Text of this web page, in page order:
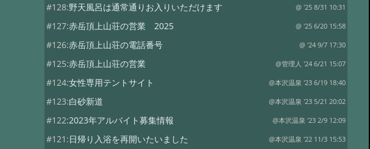
#128:野天風呂は通常通りお入りいただけます @ '25 8/31 10:31
#127:赤岳頂上山荘の営業 2025 @ '25 6/20 15:58
#126:赤岳頂上山荘の電話番号 @ '24 9/7 17:30
#125:赤岳頂上山荘の営業 @管理人 '24 6/21 15:07
#124:女性専用テントサイト @本沢温泉 '23 6/19 18:40
#123:白砂新道 @本沢温泉 '23 5/21 20:02
#122:2023年アルバイト募集情報 @本沢温泉 '23 2/9 12:09
#121:日帰り入浴を再開いたいました @本沢温泉 '22 11/3 15:53